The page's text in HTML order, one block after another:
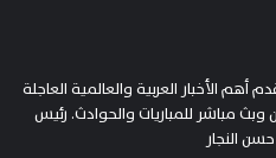
أهم الأخبار العربية والعالمية العاجلة
وبث مباشر للمباريات والحوادث. رئيس
النجار